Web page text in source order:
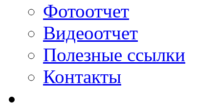
Фотоотчет
Видеоотчет
Полезные ссылки
Контакты